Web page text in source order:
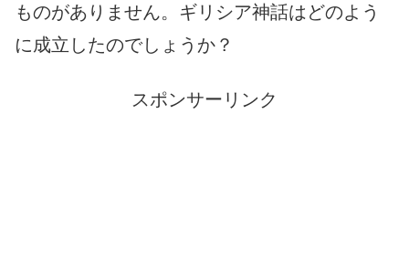
ものがありません。ギリシア神話はどのよう
に成立したのでしょうか？
スポンサーリンク